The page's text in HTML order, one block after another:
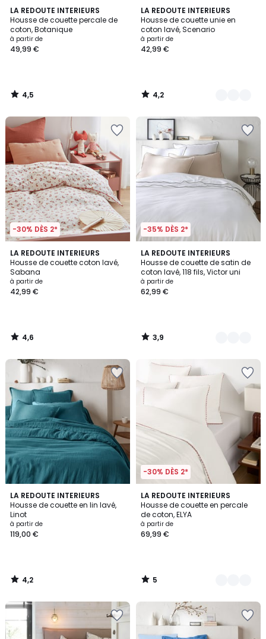
LA REDOUTE INTERIEURS
Housse de couette percale de
coton, Botanique
à partir de
49,99 €
4,5
/ 5
4,5
/
LA REDOUTE INTERIEURS
Housse de couette unie en
coton lavé, Scenario
à partir de
42,99 €
4,2
/ 5
2
Couleurs
4,2
/
-30% DÈS 2*
LA REDOUTE INTERIEURS
Housse de couette coton lavé,
Sabana
à partir de
42,99 €
4,6
/ 5
4,6
/
-35% DÈS 2*
LA REDOUTE INTERIEURS
Housse de couette de satin de
coton lavé, 118 fils, Victor uni
à partir de
62,99 €
3,9
/ 5
11
Couleurs
3,9
/
LA REDOUTE INTERIEURS
Housse de couette en lin lavé,
Linot
à partir de
119,00 €
4,2
/ 5
4,2
/
-30% DÈS 2*
LA REDOUTE INTERIEURS
Housse de couette en percale
de coton, ELYA
à partir de
69,99 €
5
/
5
3
Couleurs
5
/